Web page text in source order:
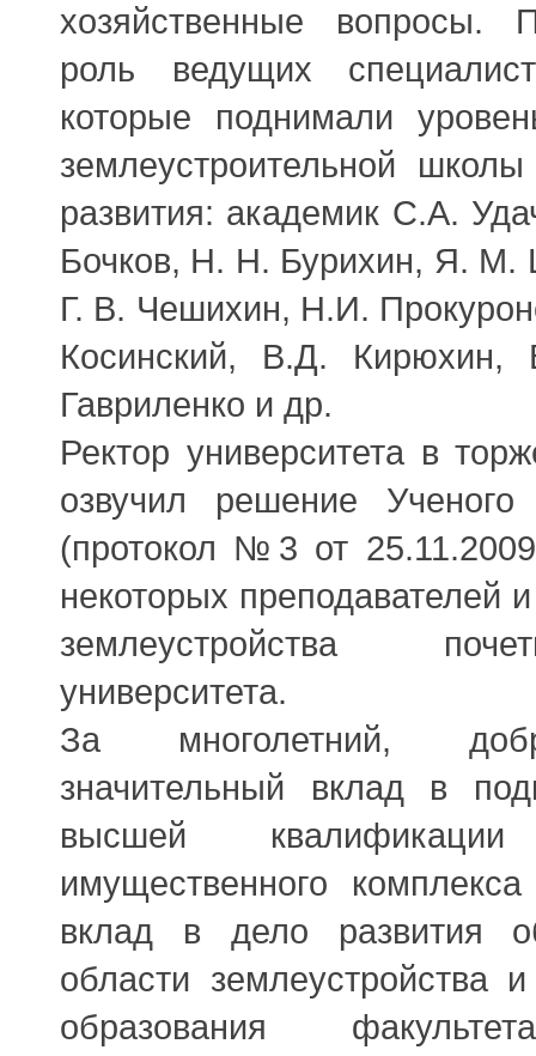
хозяйственные вопросы.
роль ведущих
которые поднимали
землеустроительной
развития: академик С.А.
Бочков, Н. Н. Бурихин, Я. М.
Г. В. Чешихин, Н.И.
Косинский, В.Д.
Гавриленко и др.
Ректор университета в
озвучил решение Ученого
(протокол №3 от
некоторых преподавателей
землеустройства
университета.
За многолетний,
значительный вклад в
высшей
имущественного
вклад в дело развития
области землеустройства
образования